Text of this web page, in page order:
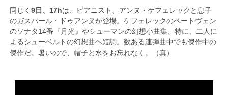
同じく 9日、17hは、ピアニスト、アンヌ・ケフェレックと息子
のガスパール・ドゥアンヌが登場。ケフェレックのベートヴェン
のソナタ14番『月光』やシューマンの幻想小曲集、特に、二人に
よるシューベルトの幻想曲ヘ短調。数ある連弾曲中でも傑作中の
傑作だ。暑いので、帽子と水をお忘れなく。（真）